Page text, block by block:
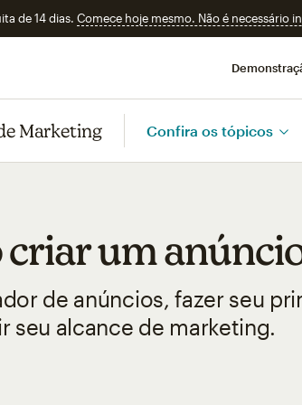
de 14 dias. Comece hoje mesmo. Não é necessário
Marketing Confira os tópicos
um
de anúncios, fazer seu
seu alcance de marketing.